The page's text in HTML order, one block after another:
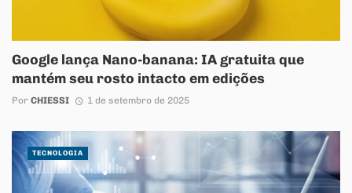
Google lança Nano-banana: IA gratuita que
mantém seu rosto intacto em edições
Por CHIESSI 1 de setembro de 2025
TECNOLOGIA